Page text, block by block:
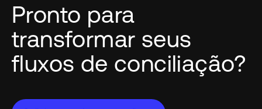
Pronto para
transformar seus
fluxos de conciliação?